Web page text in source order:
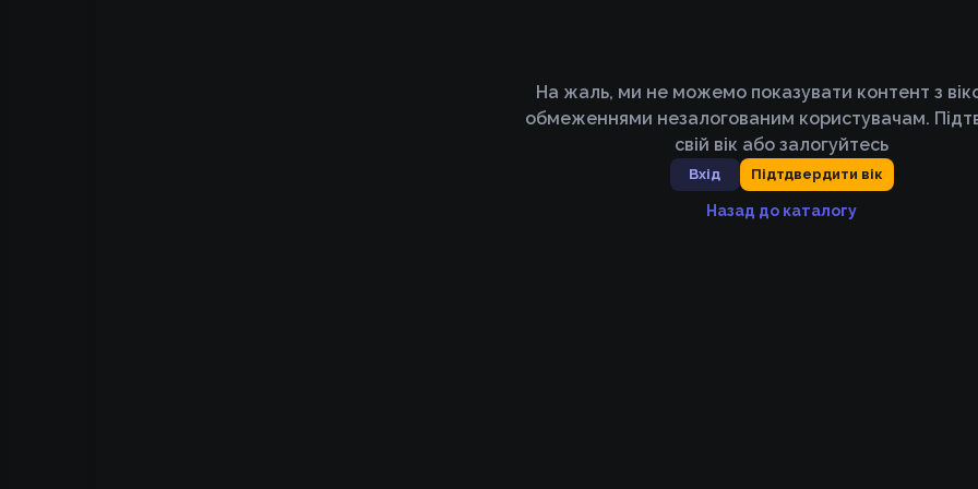
На жаль, ми не можемо показувати контент з
обмеженнями незалогованим користувачам.
свій вік або залогуйтесь
Вхід Підтдвердити вік
Назад до каталогу